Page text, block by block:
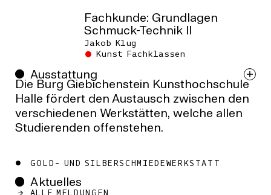
Biesecke geleitet. Es werden grundlegende
Goldschmiedetechniken vermittelt.
STUDIENVERLAUF
Das Studium ist auf zehn Semester angelegt
und gliedert sich in drei Teile: Grundstudium,
Hauptstudium und Diplom. In den ersten
Geisteswissenschaften vermittelt. Das
Fachkunde: Grundlagen
Schmuck-Technik ll
Jakob Klug
Kunst Fachklassen
Ausstattung
Die Burg Giebichenstein Kunsthochschule
Halle fördert den Austausch zwischen den
verschiedenen Werkstätten, welche allen
Studierenden offenstehen.
GOLD- UND SILBERSCHMIEDEWERKSTATT
DieWerkstattist als traditionelle Gold- und
Aktuelles
ALLE MELDUNGEN